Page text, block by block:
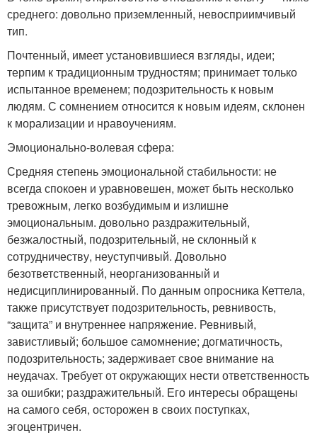
среднего: довольно приземленный, невосприимчивый
тип.
Почтенный, имеет установившиеся взгляды, идеи;
терпим к традиционным трудностям; принимает только
испытанное временем; подозрительность к новым
людям. С сомнением относится к новым идеям, склонен
к морализации и нравоучениям.
Эмоционально-волевая сфера:
Средняя степень эмоциональной стабильности: не
всегда спокоен и уравновешен, может быть несколько
тревожным, легко возбудимым и излишне
эмоциональным. довольно раздражительный,
безжалостный, подозрительный, не склонный к
сотрудничеству, неуступчивый. Довольно
безответственный, неорганизованный и
недисциплинированный. По данным опросника Кеттела,
также присутствует подозрительность, ревнивость,
“защита” и внутреннее напряжение. Ревнивый,
завистливый; большое самомнение; догматичность,
подозрительность; задерживает свое внимание на
неудачах. Требует от окружающих нести ответственность
за ошибки; раздражительный. Его интересы обращены
на самого себя, осторожен в своих поступках,
эгоцентричен.